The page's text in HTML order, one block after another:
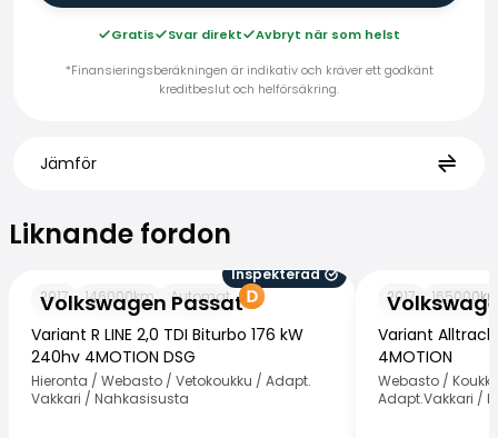
Gratis Svar direkt
Avbryt när som helst
*Finansieringsberäkningen är indikativ och kräver ett godkänt
kreditbeslut och helförsäkring.
Jämför
Liknande fordon
Volkswagen Passat
Inspekterad
2017
146000km Automat
Variant R LINE 2,0 TDI Biturbo 176 kW
240hv 4MOTION DSG
Hieronta / Webasto / Vetokoukku / Adapt.
Vakkari / Nahkasisusta
2017 165000
Variant Alltrack
4MOTION
Webasto /
Adapt.Vakkari /